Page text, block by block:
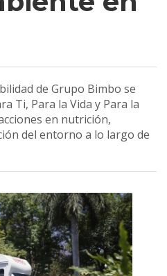
de Grupo Bimbo se
Ti, Para la Vida y Para la
en nutrición,
del entorno a lo largo de